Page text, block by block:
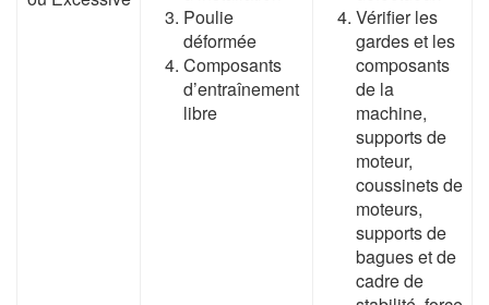
Poulie
déformée
Composants
d’entraînement
libre
Vérifier les
gardes et les
composants
de la
machine,
supports de
moteur,
coussinets de
moteurs,
supports de
bagues et de
cadre de